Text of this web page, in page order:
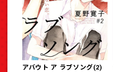
アバウト ア ラブソング(2)